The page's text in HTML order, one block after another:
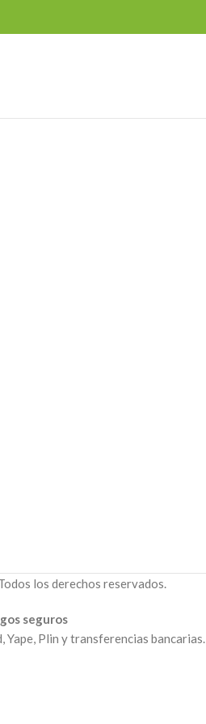
los derechos reservados.
seguros
Yape, Plin y transferencias bancarias.